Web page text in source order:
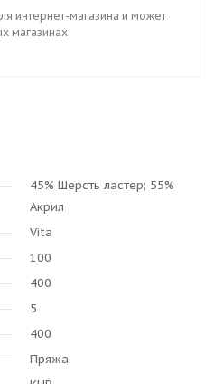
интернет-магазина и может
магазинах
45% Шерсть ластер; 55%
Акрил
Vita
100
400
5
400
Пряжа